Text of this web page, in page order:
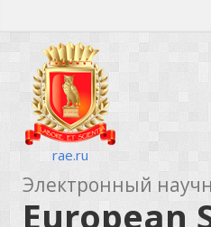
rae.ru
Электронный
European